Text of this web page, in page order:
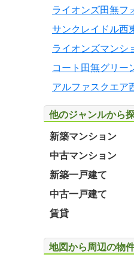
ライオンズ田無フ
サンクレイドル西
ライオンズマンシ
コート田無グリー
アルファスクエア
他のジャンルから
新築マンション
中古マンション
新築一戸建て
中古一戸建て
賃貸
地図から周辺の物